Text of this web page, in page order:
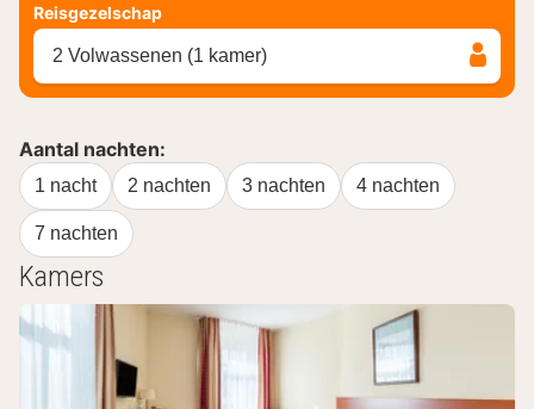
Reisgezelschap
2 Volwassenen (1 kamer)
Aantal nachten:
1 nacht 2 nachten 3 nachten 4 nachten
7 nachten
Kamers